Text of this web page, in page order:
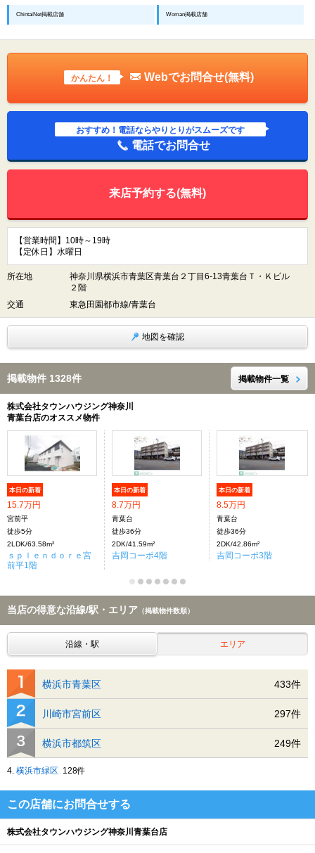
ChintaiNet掲載店舗 Woman掲載店舗
かんたん！ Webでお問合せ(無料)
おすすめ！電話ならやりとりがスムーズです
電話でお問合せ
来店予約する(無料)
【営業時間】10時～19時
【定休日】水曜日
所在地
神奈川県横浜市青葉区青葉台２丁目6-13青葉台Ｔ・Ｋビル
２階
交通
東急田園都市線/青葉台
地図を確認
掲載物件 1328件 掲載物件一覧
株式会社タウンハウジング神奈川
青葉台店のオススメ物件
本日の新着
15.7万円
宮前平
徒歩5分
2LDK/63.58m²
ｓｐｌｅｎｄｏｒｅ宮
前平1階
本日の新着
8.7万円
青葉台
徒歩36分
2DK/41.59m²
吉岡コーポ4階
本日の新着
8.5万円
青葉台
徒歩36分
2DK/42.86m²
吉岡コーポ3階
当店の得意な沿線/駅・エリア （掲載物件数順）
沿線・駅 エリア
横浜市青葉区 433件
川崎市宮前区 297件
横浜市都筑区 249件
4. 横浜市緑区 128件
この店舗にお問合せする
株式会社タウンハウジング神奈川青葉台店